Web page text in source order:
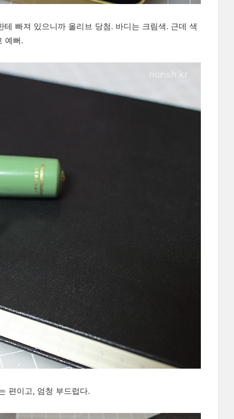
빠져 있으니까 올리브 당첨. 바디는 크림색. 근데 색
예뻐.
편이고, 엄청 부드럽다.